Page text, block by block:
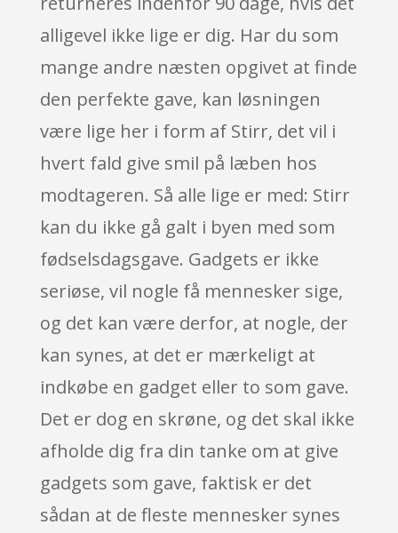
alligevel ikke lige er dig. Har du som
mange andre næsten opgivet at finde
den perfekte gave, kan løsningen
være lige her i form af Stirr, det vil i
hvert fald give smil på læben hos
modtageren. Så alle lige er med: Stirr
kan du ikke gå galt i byen med som
fødselsdagsgave. Gadgets er ikke
seriøse, vil nogle få mennesker sige,
og det kan være derfor, at nogle, der
kan synes, at det er mærkeligt at
indkøbe en gadget eller to som gave.
Det er dog en skrøne, og det skal ikke
afholde dig fra din tanke om at give
gadgets som gave, faktisk er det
sådan at de fleste mennesker synes